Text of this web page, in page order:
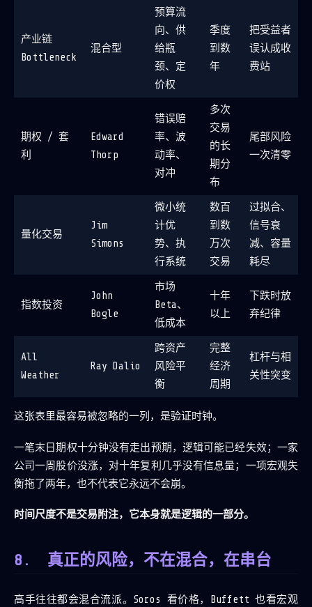
产业链
Bottleneck
混合型
预算流
向、供
给瓶
颈、定
价权
季度
到数
年
把受益者
误认成收
费站
期权 / 套
利
Edward
Thorp
错误赔
率、波
动率、
对冲
多次
交易
的长
期分
布
尾部风险
一次清零
量化交易
Jim
Simons
微小统
计优
势、执
行系统
数百
到数
万次
交易
过拟合、
信号衰
减、容量
耗尽
指数投资
John
Bogle
市场
Beta、
低成本
十年
以上
下跌时放
弃纪律
All
Weather
Ray Dalio
跨资产
风险平
衡
完整
经济
周期
杠杆与相
关性突变
这张表里最容易被忽略的一列，是验证时钟。
一笔末日期权十分钟没有走出预期，逻辑可能已经失效；一家
公司一周股价没涨，对十年复利几乎没有信息量；一项宏观失
衡拖了两年，也不代表它永远不会崩。
时间尺度不是交易附注，它本身就是逻辑的一部分。
真正的风险，不在混合，在串台
高手往往都会混合流派。Soros 看价格，Buffett 也看宏观